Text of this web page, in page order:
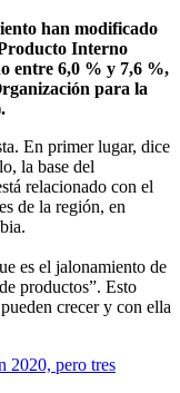
han modificado
Interno
entre 6,0 % y 7,6 %,
para la
En primer lugar, dice
la base del
relacionado con el
de la región, en
es el jalonamiento de
productos”. Esto
crecer y con ella
2020, pero tres